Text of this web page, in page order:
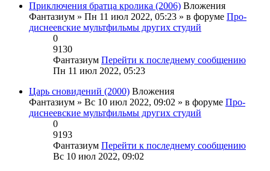
Приключения братца кролика (2006) Вложения
Фантазиум » Пн 11 июл 2022, 05:23 » в форуме Про-
диснеевские мультфильмы других студий
0
9130
Фантазиум Перейти к последнему сообщению
Пн 11 июл 2022, 05:23
Царь сновидений (2000) Вложения
Фантазиум » Вс 10 июл 2022, 09:02 » в форуме Про-
диснеевские мультфильмы других студий
0
9193
Фантазиум Перейти к последнему сообщению
Вс 10 июл 2022, 09:02